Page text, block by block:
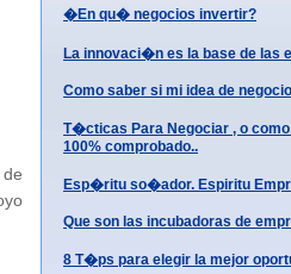
�En qu� negocios invertir?
La innovaci�n es la base de las
Como saber si mi idea de
T�cticas Para Negociar , o
100% comprobado..
Esp�ritu so�ador. Espiritu
Que son las incubadoras de
8 T�ps para elegir la mejor